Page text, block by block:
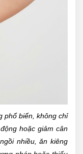
phổ biến, không chỉ
hoặc giảm cân
nhiều, ăn kiêng